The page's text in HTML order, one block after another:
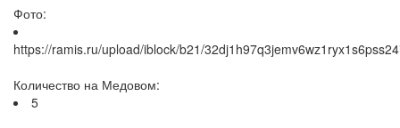
Фото:
https://ramis.ru/upload/iblock/b21/
Количество на Медовом:
5